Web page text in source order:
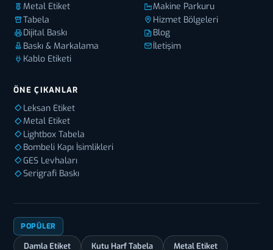
Metal Etiket
Tabela
Dijital Baskı
Baskı & Markalama
Kablo Etiketi
Makine Parkuru
Hizmet Bölgeleri
Blog
İletişim
ÖNE ÇIKANLAR
Leksan Etiket
Metal Etiket
Lightbox Tabela
Bombeli Kapı İsimlikleri
GES Levhaları
Serigrafi Baskı
POPÜLER
Damla Etiket Kutu Harf Tabela Metal Etiket